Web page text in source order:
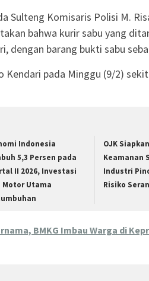
Sulteng Komisaris Polisi M.
bahwa kurir sabu yang
dengan barang bukti sabu
Kendari pada Minggu (9/2)
Indonesia
5,3 Persen pada
II 2026, Investasi
Motor Utama
OJK
Keamanan
Industri
Risiko
BMKG Imbau Warga di